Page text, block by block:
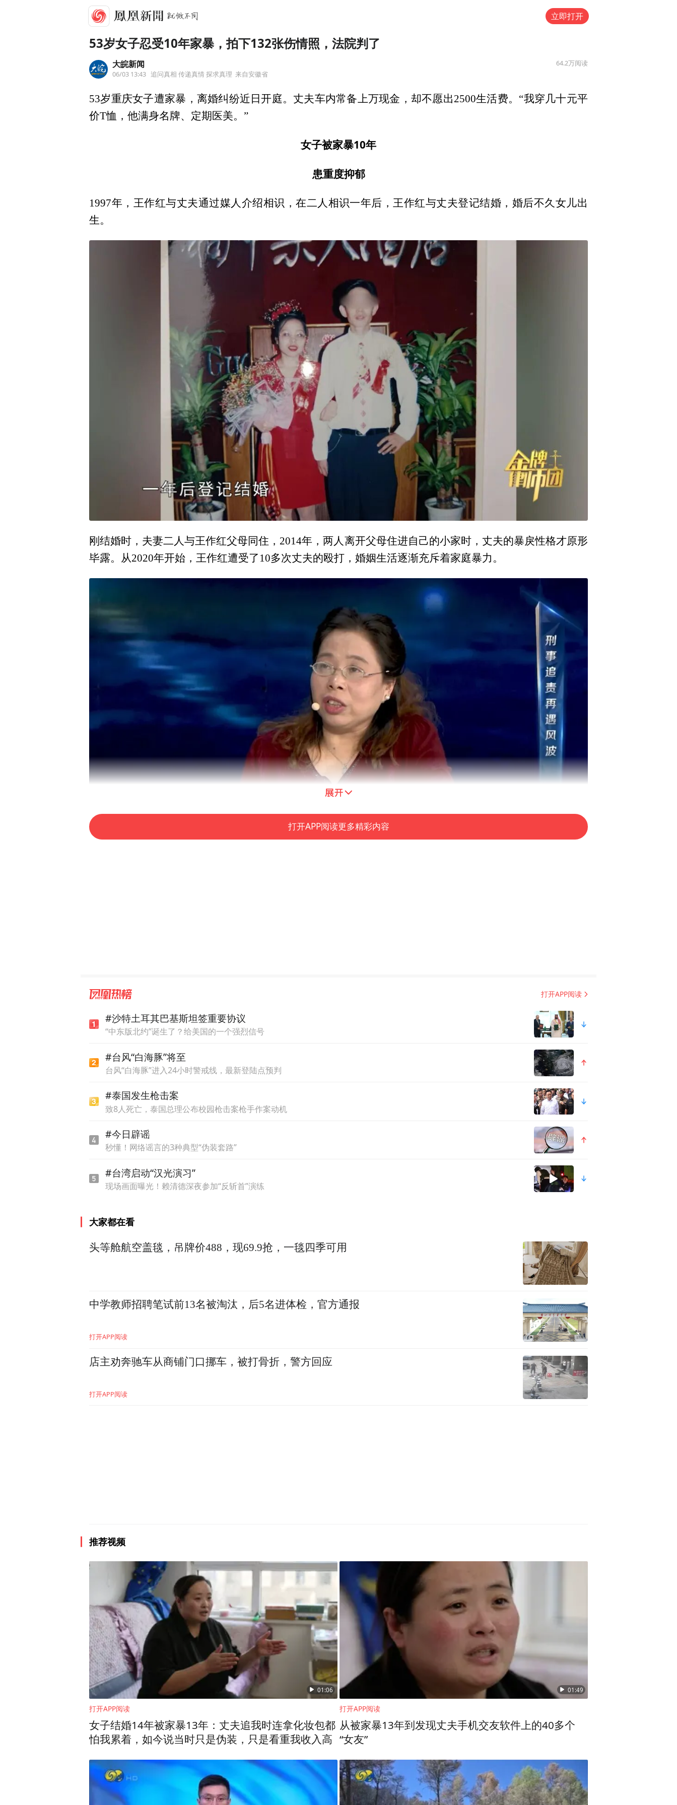
立即打开
53岁女子忍受10年家暴，拍下132张伤情照，法院判了
大皖新闻
06/03 13:43 追问真相 传递真情 探求真理 来自安徽省
64.2万阅读
53岁重庆女子遭家暴，离婚纠纷近日开庭。丈夫车内常备上万现金，却不愿出2500生活费。“我穿几十元平
价T恤，他满身名牌、定期医美。”
女子被家暴10年
患重度抑郁
1997年，王作红与丈夫通过媒人介绍相识，在二人相识一年后，王作红与丈夫登记结婚，婚后不久女儿出
生。
刚结婚时，夫妻二人与王作红父母同住，2014年，两人离开父母住进自己的小家时，丈夫的暴戾性格才原形
毕露。从2020年开始，王作红遭受了10多次丈夫的殴打，婚姻生活逐渐充斥着家庭暴力。
症状。
打开APP阅读更多精彩内容
打开APP阅读
#沙特土耳其巴基斯坦签重要协议
“中东版北约”诞生了？给美国的一个强烈信号
#台风“白海豚”将至
台风“白海豚”进入24小时警戒线，最新登陆点预判
#泰国发生枪击案
致8人死亡，泰国总理公布校园枪击案枪手作案动机
#今日辟谣
秒懂！网络谣言的3种典型“伪装套路”
#台湾启动“汉光演习”
现场画面曝光！赖清德深夜参加“反斩首”演练
大家都在看
头等舱航空盖毯，吊牌价488，现69.9抢，一毯四季可用
中学教师招聘笔试前13名被淘汰，后5名进体检，官方通报
打开APP阅读
店主劝奔驰车从商铺门口挪车，被打骨折，警方回应
打开APP阅读
推荐视频
01:06
打开APP阅读
女子结婚14年被家暴13年：丈夫追我时连拿化妆包都
怕我累着，如今说当时只是伪装，只是看重我收入高
01:49
打开APP阅读
从被家暴13年到发现丈夫手机交友软件上的40多个
“女友”